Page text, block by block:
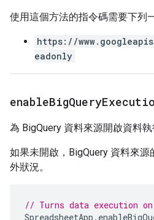
使用這個方法的指令碼需要下列
https://
eadonly
enableBigQuery
為 BigQuery 資料來源開啟資料執
如果未開啟，BigQuery 資料來
外狀況。
// Turns data execution
SpreadsheetApp .